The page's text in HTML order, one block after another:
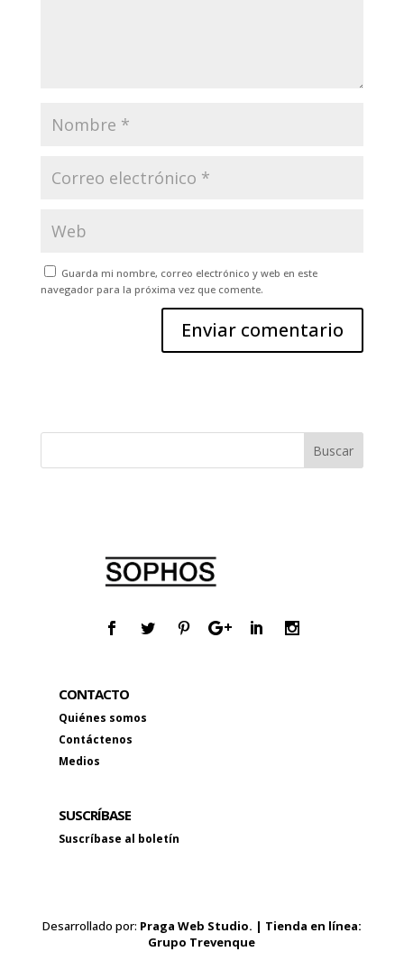
Guarda mi nombre, correo electrónico y web en este
navegador para la próxima vez que comente.
CONTACTO
Quiénes somos
Contáctenos
Medios
SUSCRÍBASE
Suscríbase al boletín
Desarrollado por: Praga Web Studio. | Tienda en línea:
Grupo Trevenque